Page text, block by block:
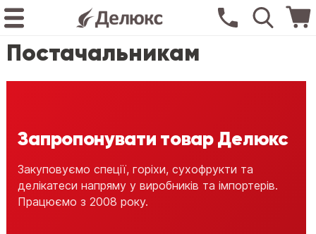
Постачальникам
Запропонувати товар Делюкс
Закуповуємо спеції, горіхи, сухофрукти та
делікатеси напряму у виробників та імпортерів.
Працюємо з 2008 року.